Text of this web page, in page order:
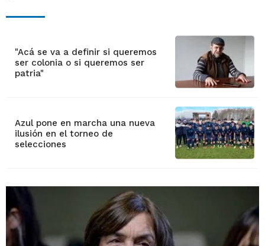
"Acá se va a definir si queremos
ser colonia o si queremos ser
patria"
Azul pone en marcha una nueva
ilusión en el torneo de
selecciones